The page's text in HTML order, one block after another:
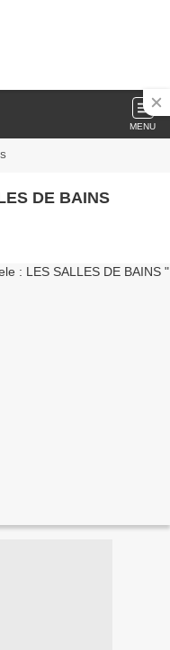
MENU
DE BAINS